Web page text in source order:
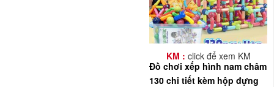
KM : click để xem KM
Đồ chơi xếp hình nam châm
130 chi tiết kèm hộp đựng